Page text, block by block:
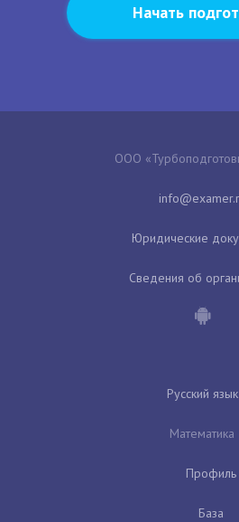
Начать
ООО
Юридические
Сведения об
Русский язык
Математика
Профиль
База